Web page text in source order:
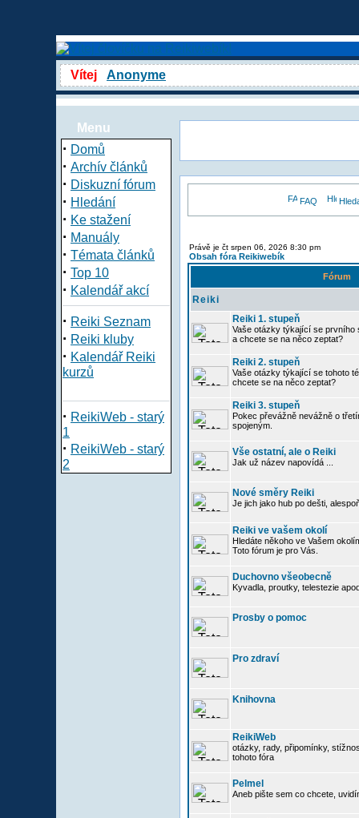
Vítej Anonyme
Menu
· Domů
· Archív článků
· Diskuzní fórum
· Hledání
· Ke stažení
· Manuály
· Témata článků
· Top 10
· Kalendář akcí
· Reiki Seznam
· Reiki kluby
· Kalendář Reiki
kurzů
· ReikiWeb - starý
1
· ReikiWeb - starý
2
FAQ
Právě je čt srpen 06, 2026 8:30 pm
Obsah fóra Reikiwebík
Fórum
Reiki
Reiki 1. stupeň
Vaše otázky týkající se prvního
a chcete se na něco zeptat?
Reiki 2. stupeň
Vaše otázky týkající se tohoto
chcete se na něco zeptat?
Reiki 3. stupeň
Pokec převážně nevážně o
spojeným.
Vše ostatní, ale o Reiki
Jak už název napovídá ...
Nové směry Reiki
Je jich jako hub po dešti,
Reiki ve vašem okolí
Hledáte někoho ve Vašem
Toto fórum je pro Vás.
Duchovno všeobecně
Kyvadla, proutky, telestezie
Prosby o pomoc
Pro zdraví
Knihovna
ReikiWeb
otázky, rady, připomínky,
tohoto fóra
Pelmel
Aneb pište sem co chcete,